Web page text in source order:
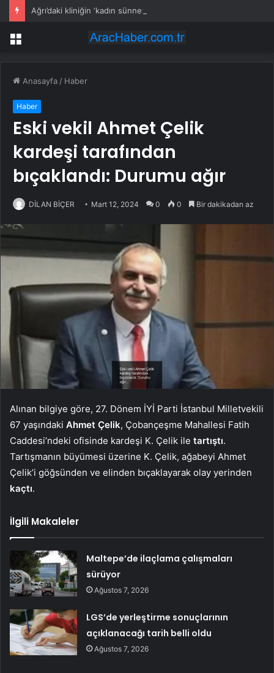
Ağrı’daki kliniğin ‘kadın sünneti’ ilanına soruşturma
Menü
Anasayfa / Haber
Haber
Eski vekil Ahmet Çelik
kardeşi tarafından
bıçaklandı: Durumu ağır
DİLAN BİÇER Mart 12, 2024 0 0 Bir dakikadan az
Alınan bilgiye göre, 27. Dönem İYİ Parti İstanbul Milletvekili
67 yaşındaki Ahmet Çelik, Çobançeşme Mahallesi Fatih
Caddesi’ndeki ofisinde kardeşi K. Çelik ile tartıştı.
Tartışmanın büyümesi üzerine K. Çelik, ağabeyi Ahmet
Çelik’i göğsünden ve elinden bıçaklayarak olay yerinden
kaçtı.
İlgili Makaleler
Maltepe’de ilaçlama çalışmaları
sürüyor
Ağustos 7, 2026
LGS’de yerleştirme sonuçlarının
açıklanacağı tarih belli oldu
Ağustos 7, 2026